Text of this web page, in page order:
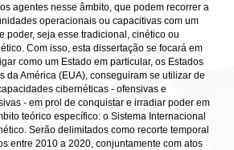
agentes nesse âmbito, que podem recorrer a
operacionais ou capacitivas com um
poder, seja esse tradicional, cinético ou
Com isso, esta dissertação se focará em
como um Estado em particular, os Estados
da América (EUA), conseguiram se utilizar de
cibernéticas - ofensivas e
- em prol de conquistar e irradiar poder em
teórico específico: o Sistema Internacional
Serão delimitados como recorte temporal
entre 2010 a 2020, conjuntamente com atos